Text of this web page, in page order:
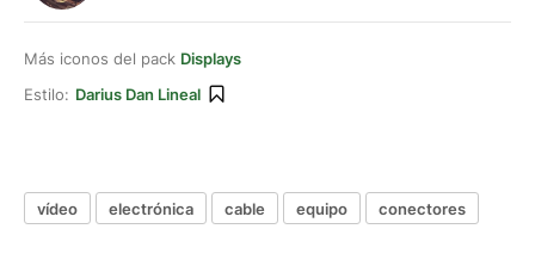
Más iconos del pack Displays
Estilo: Darius Dan Lineal
vídeo electrónica cable equipo conectores